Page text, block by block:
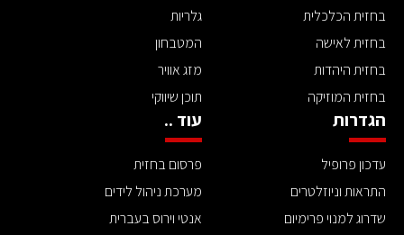
בחזית הכלכלית
בחזית לאישה
בחזית היהדות
בחזית המוזיקה
גלריות
המטבחון
מזג אוויר
תוכן שיווקי
הגדרות
עדכון פרופיל
התראות וניוזלטרים
שדרוג למנוי פרימיום
עוד ..
פרסום בחזית
מערכת ניהול לידים
אנטי וירוס בעברית